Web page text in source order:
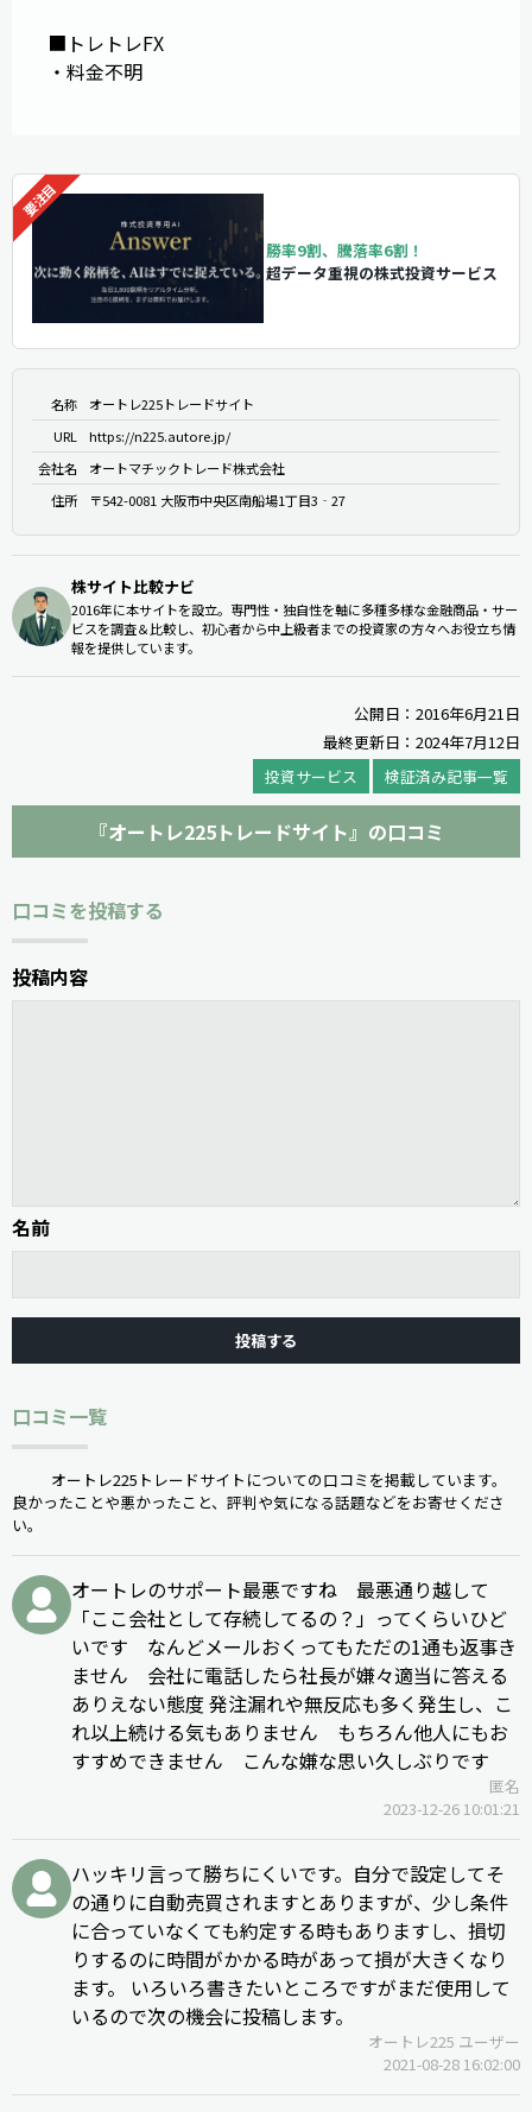
■トレトレFX
・料金不明
勝率9割、騰落率6割！
超データ重視の株式投資サービス
名称
オートレ225トレードサイト
URL
https://n225.autore.jp/
会社名
オートマチックトレード株式会社
住所
〒542-0081 大阪市中央区南船場1丁目3‐27
株サイト比較ナビ
2016年に本サイトを設立。専門性・独自性を軸に多種多様な金融商品・サー
ビスを調査＆比較し、初心者から中上級者までの投資家の方々へお役立ち情
報を提供しています。
公開日：2016年6月21日
最終更新日：2024年7月12日
投資サービス
検証済み記事一覧
『オートレ225トレードサイト』の口コミ
口コミを投稿する
投稿内容
名前
口コミ一覧
オートレ225トレードサイトについての口コミを掲載しています。
良かったことや悪かったこと、評判や気になる話題などをお寄せくださ
い。
オートレのサポート最悪ですね 最悪通り越して
「ここ会社として存続してるの？」ってくらいひど
いです なんどメールおくってもただの1通も返事き
ません 会社に電話したら社長が嫌々適当に答える
ありえない態度 発注漏れや無反応も多く発生し、こ
れ以上続ける気もありません もちろん他人にもお
すすめできません こんな嫌な思い久しぶりです
匿名
2023-12-26 10:01:21
ハッキリ言って勝ちにくいです。自分で設定してそ
の通りに自動売買されますとありますが、少し条件
に合っていなくても約定する時もありますし、損切
りするのに時間がかかる時があって損が大きくなり
ます。 いろいろ書きたいところですがまだ使用して
いるので次の機会に投稿します。
オートレ225 ユーザー
2021-08-28 16:02:00